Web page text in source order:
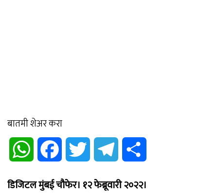
बातमी शेअर करा
WhatsApp Facebook Twitter Telegram
डिजिटल मुंबई चौफेर। १२ फेब्रूवारी २०२२।